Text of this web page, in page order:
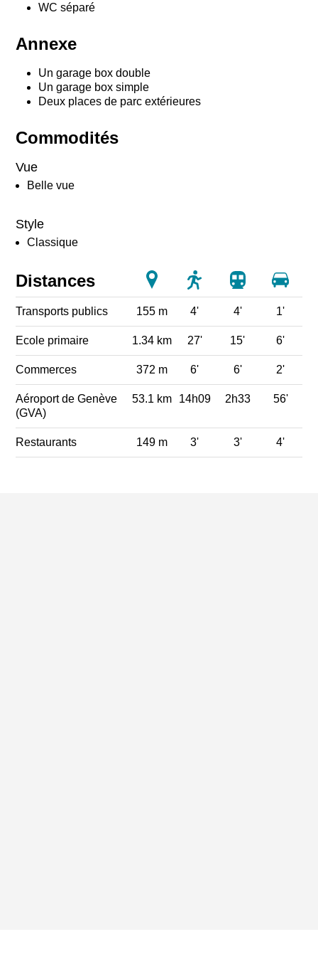
WC séparé
Annexe
Un garage box double
Un garage box simple
Deux places de parc extérieures
Commodités
Vue
Belle vue
Style
Classique
Distances
Transports publics 155 m 4' 4' 1'
Ecole primaire 1.34 km 27' 15' 6'
Commerces 372 m 6' 6' 2'
Aéroport de Genève
(GVA)
53.1 km 14h09 2h33 56'
Restaurants 149 m 3' 3' 4'